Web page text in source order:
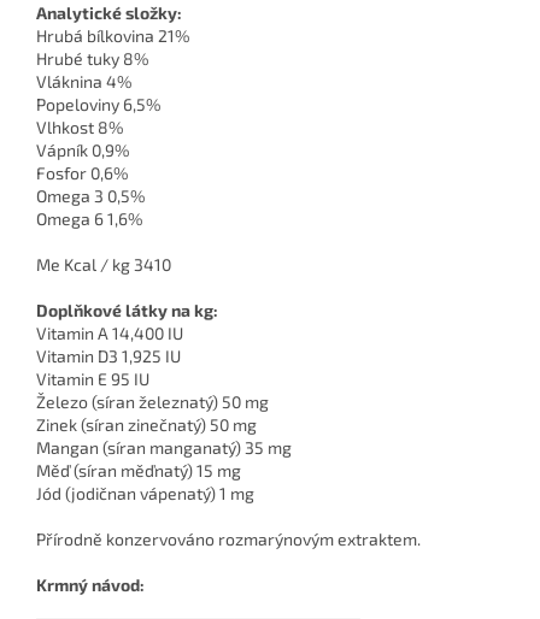
Analytické složky:
Hrubá bílkovina 21%
Hrubé tuky 8%
Vláknina 4%
Popeloviny 6,5%
Vlhkost 8%
Vápník 0,9%
Fosfor 0,6%
Omega 3 0,5%
Omega 6 1,6%
Me Kcal / kg 3410
Doplňkové látky na kg:
Vitamin A 14,400 IU
Vitamin D3 1,925 IU
Vitamin E 95 IU
Železo (síran železnatý) 50 mg
Zinek (síran zinečnatý) 50 mg
Mangan (síran manganatý) 35 mg
Měď (síran měďnatý) 15 mg
Jód (jodičnan vápenatý) 1 mg
Přírodně konzervováno rozmarýnovým extraktem.
Krmný návod: